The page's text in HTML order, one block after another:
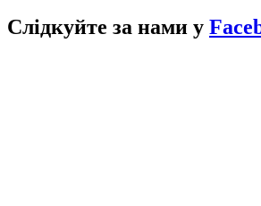
Слідкуйте за нами у